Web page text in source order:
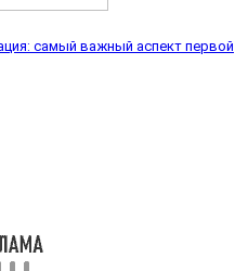
самый важный аспект первой